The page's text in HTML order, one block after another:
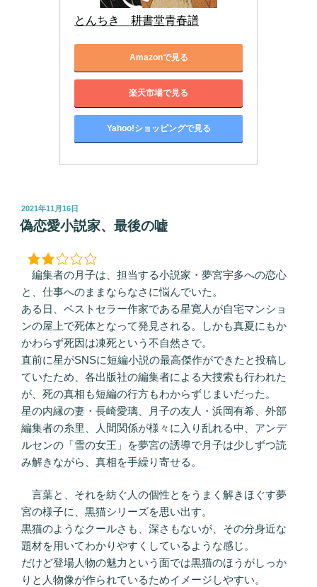
とんちき　耕書堂青春譜
Amazonで見る
楽天市場で見る
Yahoo!ショッピングで見る
投
稿
日:
2021年11月16日
偽恋愛小説家、最後の嘘
編集者の月子は、担当する小説家・夢宮宇多への恋心
と、仕事へのままならなさに悩んでいた。
ある日、ベストセラー作家である星寛人が自宅マンショ
ンの屋上で死体となって発見される。しかも真夏にもか
かわらず死因は凍死という不自然さで。
直前に星がSNSに短編小説の最高傑作ができたと投稿し
ていたため、各出版社の編集者による大捜索も行われた
が、死の真相も短編の行方もわからずじまいだった。
星の内縁の妻・長崎愛璃、月子の友人・浜岡有希、外部
編集者の糸里、人間関係が様々に入り乱れる中、アンデ
ルセンの「雪の女王」を夢宮の誘導で月子は少しずつ読
み解きながら、真相を手繰り寄せる。
言葉と、それを紡ぐ人の個性とをうまく解きほぐす夢
宮の様子に、黒猫シリーズを思い出す。
黒猫のようなクールさも、深さもないが、その分身近な
題材を用いてわかりやすくしているような感じ。
だけど登場人物の魅力という面では黒猫のほうがしっか
りと人物像が作られているためイメージしやすい。